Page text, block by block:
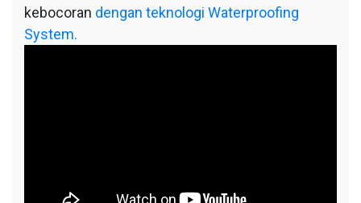
kebocoran dengan teknologi Waterproofing
System.